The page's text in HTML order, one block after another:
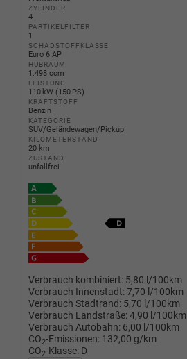
ZYLINDER
4
PARTIKELFILTER
1
SCHADSTOFFKLASSE
Euro 6 AP
HUBRAUM
1.498 ccm
LEISTUNG
110 kW (150 PS)
KRAFTSTOFF
Benzin
KATEGORIE
SUV/Geländewagen/Pickup
KILOMETERSTAND
20 km
ZUSTAND
unfallfrei
Verbrauch kombiniert: 5,80 l/100km
Verbrauch Innenstadt:7,70 l/100km
Verbrauch Stadtrand: 5,70 l/100km
Verbrauch Landstraße:4,90 l/100km
Verbrauch Autobahn: 6,00 l/100km
CO2-Emissionen: 132,00 g/km
CO2-Klasse: D